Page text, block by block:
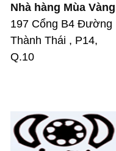
Nhà hàng Mùa Vàng
197 Cổng B4 Đường
Thành Thái , P14,
Q.10